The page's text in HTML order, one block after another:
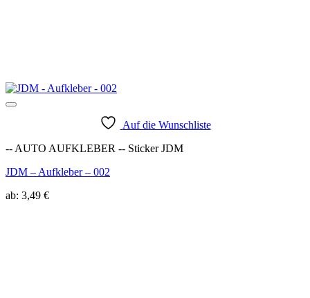
Auf die Wunschliste
-- AUTO AUFKLEBER -- Sticker JDM
JDM – Aufkleber – 002
ab: 3,49 €